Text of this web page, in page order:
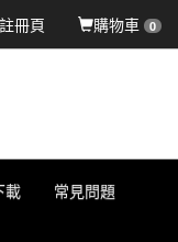
購物車 0
冊頁
載 常見問題